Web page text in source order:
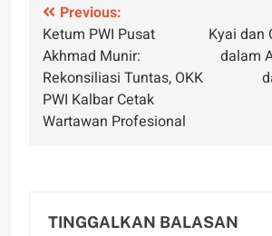
Navigasi
pos
Previous:
Ketum PWI Pusat
Akhmad Munir:
Rekonsiliasi Tuntas, OKK
PWI Kalbar Cetak
Wartawan Profesional
Kyai dan
dalam
TINGGALKAN BALASAN